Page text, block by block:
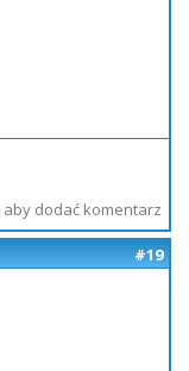
aby dodać komentarz
#19